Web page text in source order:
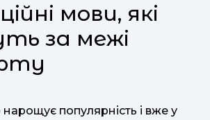
мови, які
за межі
популярність і вже у